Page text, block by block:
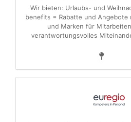
Wir bieten: Urlaubs- und
benefits = Rabatte und Angebote
und Marken für
verantwortungsvolles